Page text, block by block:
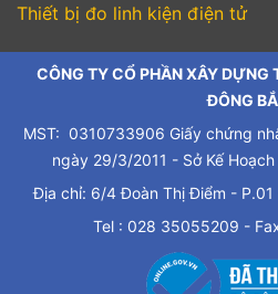
Thiết bị đo linh kiện điện tử
CÔNG TY CỔ PHẦN XÂY DỰNG
ĐÔNG
MST: 0310733906 Giấy chứng
ngày 29/3/2011 - Sở Kế
Địa chỉ: 6/4 Đoàn Thị Điểm - P.01
Tel : 028 35055209 -